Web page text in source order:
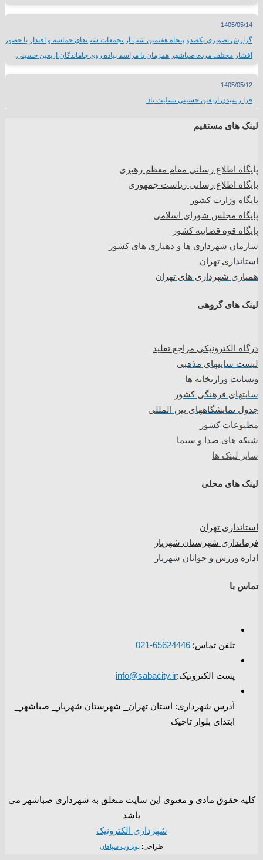
1405/05/14
گزارش تصویری یکصدو پنجاه هفتمین شب از تجمعات شب‌های حماسه و اقتدار با حضور
اقشار مختلف مردم صباشهر همزمان با مراسم پیاده روی جاماندگان اربعین حسینی
1405/05/12
فرا رسیدن اربعین حسینی تسلیت باد.
لینک های مستقیم
پایگاه اطلاع رسانی مقام معظم رهبری
پایگاه اطلاع رسانی ریاست جمهوری
پایگاه وزارت کشور
پایگاه مجلس شورای اسلامی
پایگاه قوه قضاییه کشور
سازمان شهرداری ها و دهیاری های کشور
استانداری تهران
همیاری شهرداری های تهران
لینک های گروهی
درگاه الکترونیکی مراجع تقلید
لیست سایتهای مذهبی
وبسایت وزارتخانه ها
سایتهای فرهنگی کشور
جدول نمایشگاههای بین المللی
مطبوعات کشور
شبکه های صدا و سیما
سایر لینک ها
لینک های محلی
استانداری تهران
فرمانداری شهرستان شهریار
اداره ورزش و جوانان شهریار
تماس با
تلفن تماس: 65624446-021
پست الکترونیک:info@sabacity.ir
آدرس شهرداری: استان تهران_ شهرستان شهریار_ صباشهر_
ابتدای بلوار تاجیک
کلیه حقوق مادی و معنوی این سایت متعلق به شهرداری صباشهر می
باشد
شهرداری الکترونیک
طراحی: پویا وب سپاهان